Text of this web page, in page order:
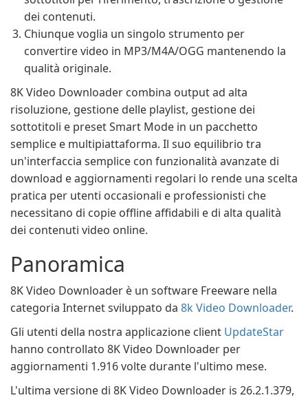
dei contenuti.
Chiunque voglia un singolo strumento per
convertire video in MP3/M4A/OGG mantenendo la
qualità originale.
8K Video Downloader combina output ad alta
risoluzione, gestione delle playlist, gestione dei
sottotitoli e preset Smart Mode in un pacchetto
semplice e multipiattaforma. Il suo equilibrio tra
un'interfaccia semplice con funzionalità avanzate di
download e aggiornamenti regolari lo rende una scelta
pratica per utenti occasionali e professionisti che
necessitano di copie offline affidabili e di alta qualità
dei contenuti video online.
Panoramica
8K Video Downloader è un software Freeware nella
categoria Internet sviluppato da 8k Video Downloader.
Gli utenti della nostra applicazione client UpdateStar
hanno controllato 8K Video Downloader per
aggiornamenti 1.916 volte durante l'ultimo mese.
L'ultima versione di 8K Video Downloader is 26.2.1.379,